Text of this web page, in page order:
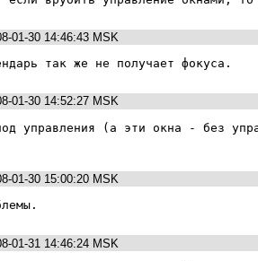
01-30 14:46:43 MSK
так же не получает фокуса.
01-30 14:52:27 MSK
управления (а эти окна - без
01-30 15:00:20 MSK
01-31 14:46:24 MSK